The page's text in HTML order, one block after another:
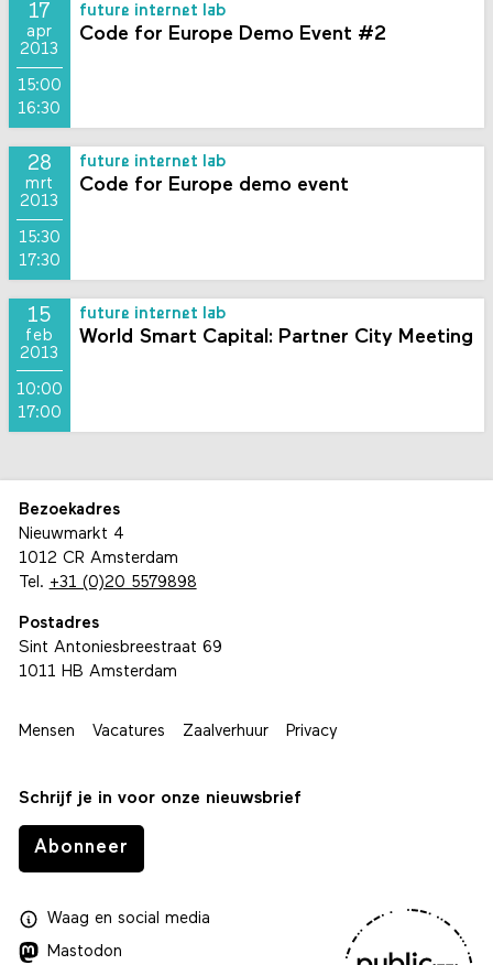
17
apr
2013
15:00
16:30
future internet lab
Code for Europe Demo Event #2
28
mrt
2013
15:30
17:30
future internet lab
Code for Europe demo event
15
feb
2013
10:00
17:00
future internet lab
World Smart Capital: Partner City Meeting
Bezoekadres
Nieuwmarkt 4
1012 CR Amsterdam
Tel. +31 (0)20 5579898
Postadres
Sint Antoniesbreestraat 69
1011 HB Amsterdam
Mensen Vacatures Zaalverhuur Privacy
Schrijf je in voor onze nieuwsbrief
Abonneer
Waagen social media
Mastodon